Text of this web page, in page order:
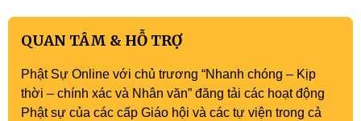
QUAN TÂM & HỖ TRỢ
Phật Sự Online với chủ trương “Nhanh chóng – Kịp
thời – chính xác và Nhân văn” đăng tải các hoạt động
Phật sự của các cấp Giáo hội và các tự viện trong cả